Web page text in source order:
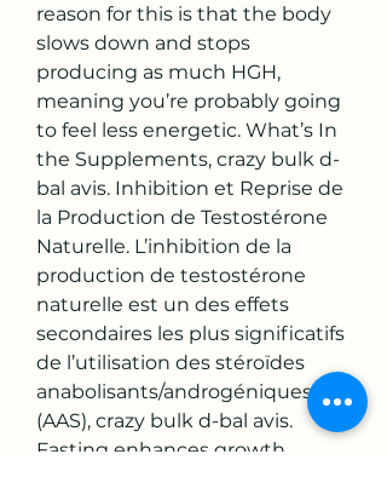
reason for this is that the body
slows down and stops
producing as much HGH,
meaning you’re probably going
to feel less energetic. What’s In
the Supplements, crazy bulk d-
bal avis. Inhibition et Reprise de
la Production de Testostérone
Naturelle. L’inhibition de la
production de testostérone
naturelle est un des effets
secondaires les plus significatifs
de l’utilisation des stéroïdes
anabolisants/androgéniques
(AAS), crazy bulk d-bal avis.
Fasting enhances growth